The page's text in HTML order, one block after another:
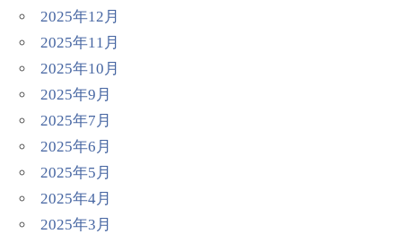
2025年12月
2025年11月
2025年10月
2025年9月
2025年7月
2025年6月
2025年5月
2025年4月
2025年3月